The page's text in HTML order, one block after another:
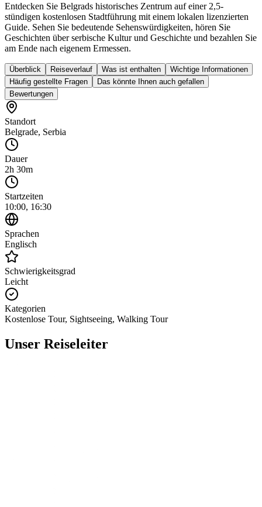
Entdecken Sie Belgrads historisches Zentrum auf einer 2,5-
stündigen kostenlosen Stadtführung mit einem lokalen lizenzierten
Guide. Sehen Sie bedeutende Sehenswürdigkeiten, hören Sie
Geschichten über serbische Kultur und Geschichte und bezahlen Sie
am Ende nach eigenem Ermessen.
Überblick Reiseverlauf Was ist enthalten
Wichtige Informationen
Häufig gestellte Fragen
Das könnte Ihnen auch gefallen
Bewertungen
Standort
Belgrade, Serbia
Dauer
2h 30m
Startzeiten
10:00, 16:30
Sprachen
Englisch
Schwierigkeitsgrad
Leicht
Kategorien
Kostenlose Tour, Sightseeing, Walking Tour
Unser Reiseleiter